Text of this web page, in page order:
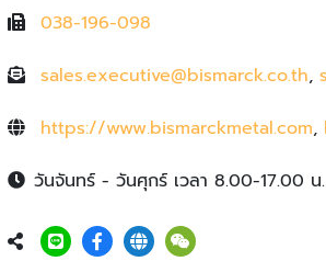
038-196-098
sales.executive@bismarck.co.th,
https://www.bismarckmetal.com,
วันจันทร์ - วันศุกร์ เวลา 8.00-17.00 น.